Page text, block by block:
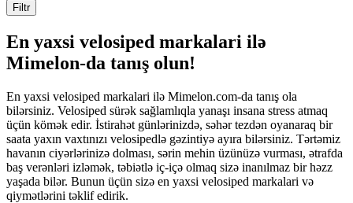
Filtr
En yaxsi velosiped markalari ilə
Mimelon-da tanış olun!
En yaxsi velosiped markalari ilə Mimelon.com-da tanış ola
bilərsiniz. Velosiped sürək sağlamlıqla yanaşı insana stress atmaq
üçün kömək edir. İstirahət günlərinizdə, səhər tezdən oyanaraq bir
saata yaxın vaxtınızı velosipedlə gəzintiyə ayıra bilərsiniz. Tərtəmiz
havanın ciyərlərinizə dolması, sərin mehin üzünüzə vurması, ətrafda
baş verənləri izləmək, təbiətlə iç-içə olmaq sizə inanılmaz bir həzz
yaşada bilər. Bunun üçün sizə en yaxsi velosiped markalari və
qiymətlərini təklif edirik.